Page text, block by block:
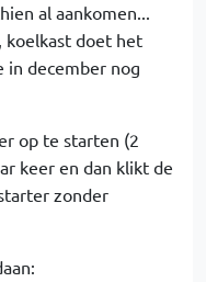
al aankomen...
koelkast doet het
in december nog
op te starten (2
keer en dan klikt de
zonder